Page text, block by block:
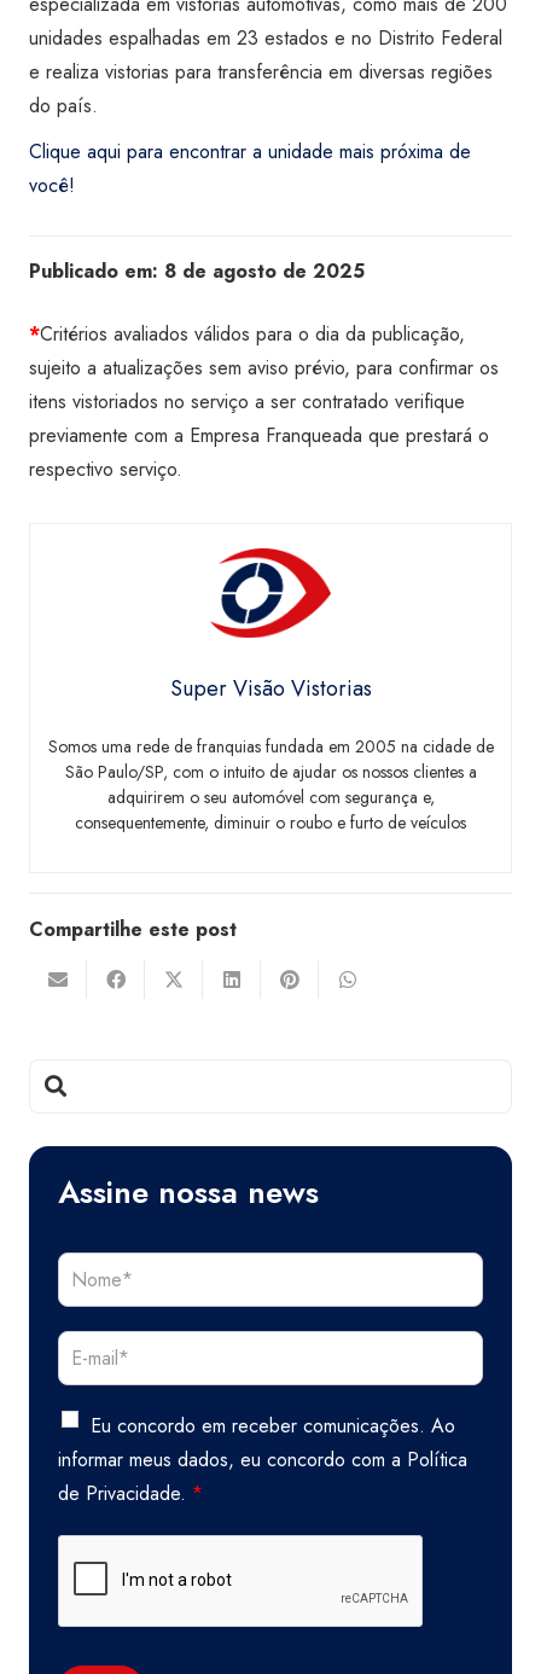
unidades espalhadas em 23 estados e no Distrito Federal
e realiza vistorias para transferência em diversas regiões
do país.
Clique aqui para encontrar a unidade mais próxima de
você!
Publicado em: 8 de agosto de 2025
*Critérios avaliados válidos para o dia da publicação,
sujeito a atualizações sem aviso prévio, para confirmar os
itens vistoriados no serviço a ser contratado verifique
previamente com a Empresa Franqueada que prestará o
respectivo serviço.
Super Visão Vistorias
Somos uma rede de franquias fundada em 2005 na cidade de
São Paulo/SP, com o intuito de ajudar os nossos clientes a
adquirirem o seu automóvel com segurança e,
consequentemente, diminuir o roubo e furto de veículos
Compartilhe este post
Assine nossa news
Eu concordo em receber comunicações. Ao
informar meus dados, eu concordo com a Política
de Privacidade. *